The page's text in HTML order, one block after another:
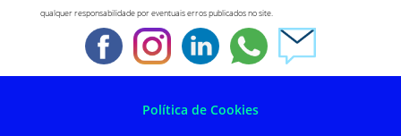
qualquer responsabilidade por eventuais erros publicados no site.
Política de Cookies